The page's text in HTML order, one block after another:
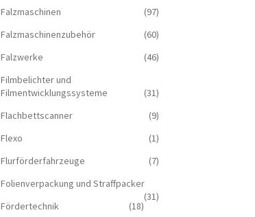
Falzmaschinen
(97)
Falzmaschinenzubehör
(60)
Falzwerke
(46)
Filmbelichter und
Filmentwicklungssysteme
(31)
Flachbettscanner
(9)
Flexo
(1)
Flurförderfahrzeuge
(7)
Folienverpackung und Straffpacker
(31)
Fördertechnik
(18)